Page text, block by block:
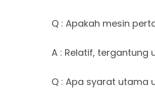
Q : Apakah mesin
A : Relatif, tergantung
Q : Apa syarat utama